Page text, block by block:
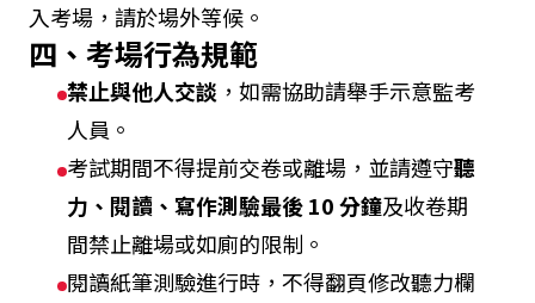
入考場，請於場外等候。
四、考場行為規範
禁止與他人交談 ，如需協助請舉手示意監考
人員。
考試期間不得提前交卷或離場，並請遵守聽
力、閱讀、寫作測驗最後 10 分鐘及收卷期
間禁止離場或如廁的限制。
閱讀紙筆測驗進行時，不得翻頁修改聽力欄